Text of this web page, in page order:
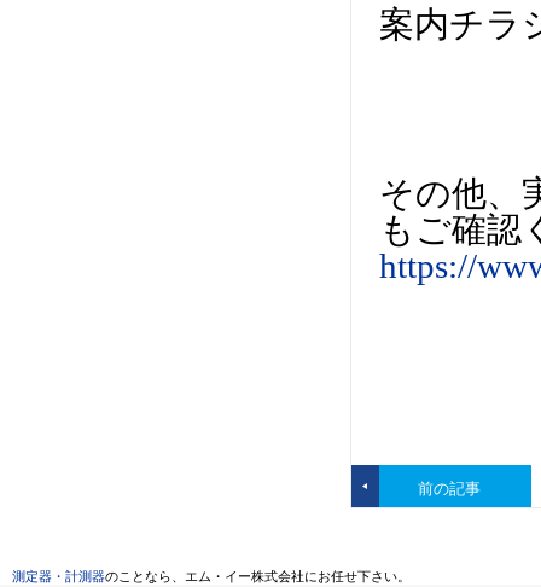
案内チラ
その他、
もご確認
https://
前の記事
測定器・計測器のことなら、エム・イー株式会社にお任せ下さい。